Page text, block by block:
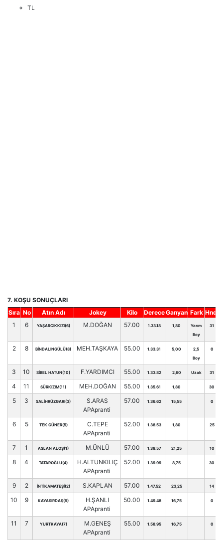
TL
7. KOŞU SONUÇLARI
Sıra No Atın Adı Jokey Kilo DereceGanyan Fark Hnd.
1
6 YAŞARCIKKIZI(6) M.DOĞAN 57.00 1.33.18 1,80
Yarım
Boy
31
2 8 BİNDALINGÜLÜ(8) MEH.TAŞKAYA 55.00 1.33.31 5,00
2,5
Boy
0
3 10 SİBEL HATUN(10) F.YARDIMCI 55.00 1.33.82 2,60 Uzak 31
4 11 SÜRKIZIM(11) MEH.DOĞAN 55.00 1.35.61 1,80 30
5 3 SALİHRÜZGARI(3)
S.ARAS
APApranti
57.00 1.36.62 15,55 0
6 5 TEK GÜNER(5)
C.TEPE
APApranti
52.00 1.38.53 1,80 25
7 1 ASLAN ALOŞ(1) M.ÜNLÜ 57.00 1.38.57 21,25 10
8 4 TATAROĞLU(4)
H.ALTUNKILIÇ
APApranti
52.00 1.39.99 8,75 30
9 2 İNTİKAMATEŞİ(2) S.KAPLAN 57.00 1.47.52 23,25 14
10 9 KAYASIRDAŞ(9)
H.ŞANLI
APApranti
50.00 1.49.48 16,75 0
11 7 YURTKAYA(7)
M.GENEŞ
APApranti
55.00 1.58.95 16,75 0